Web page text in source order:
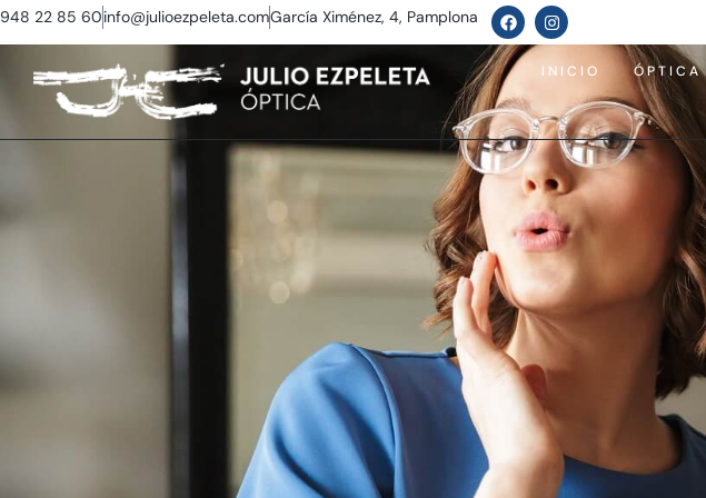
948 22 85 60info@julioezpeleta.comGarcía Ximénez, 4, Pamplona
INICIO ÓPTICA